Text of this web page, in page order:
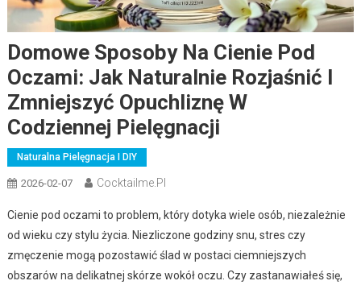
Domowe Sposoby Na Cienie Pod
Oczami: Jak Naturalnie Rozjaśnić I
Zmniejszyć Opuchliznę W
Codziennej Pielęgnacji
Naturalna Pielęgnacja I DIY
2026-02-07 Cocktailme.pl
Cienie pod oczami to problem, który dotyka wiele osób, niezależnie
od wieku czy stylu życia. Niezliczone godziny snu, stres czy
zmęczenie mogą pozostawić ślad w postaci ciemniejszych
obszarów na delikatnej skórze wokół oczu. Czy zastanawiałeś się,